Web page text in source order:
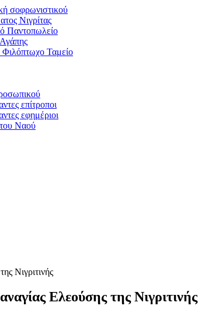
σοφρωνιστικού
Νιγρίτας
Παντοπωλείο
Φιλόπτωχο Ταμείο
επίτροποι
εφημέριοι
Ναού
Νιγριτινής
Ελεούσης της Νιγριτινής